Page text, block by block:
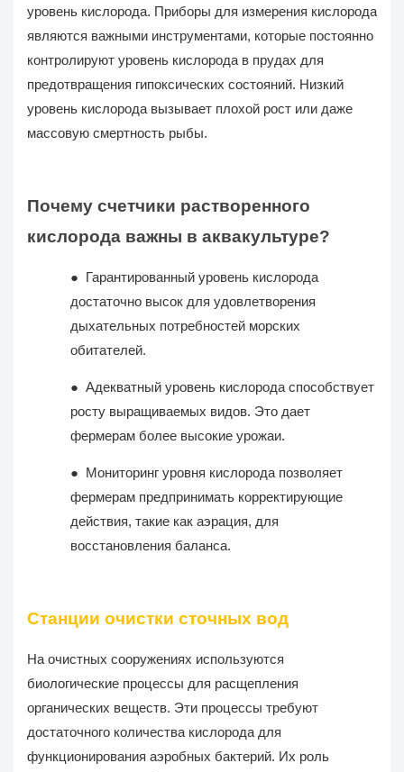
уровень кислорода. Приборы для измерения кислорода
являются важными инструментами, которые постоянно
контролируют уровень кислорода в прудах для
предотвращения гипоксических состояний. Низкий
уровень кислорода вызывает плохой рост или даже
массовую смертность рыбы.
Почему счетчики растворенного
кислорода важны в аквакультуре?
● Гарантированный уровень кислорода
достаточно высок для удовлетворения
дыхательных потребностей морских
обитателей.
● Адекватный уровень кислорода способствует
росту выращиваемых видов. Это дает
фермерам более высокие урожаи.
● Мониторинг уровня кислорода позволяет
фермерам предпринимать корректирующие
действия, такие как аэрация, для
восстановления баланса.
Станции очистки сточных вод
На очистных сооружениях используются
биологические процессы для расщепления
органических веществ. Эти процессы требуют
достаточного количества кислорода для
функционирования аэробных бактерий. Их роль